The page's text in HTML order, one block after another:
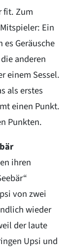
fit. Zum
Ein
Geräusche
anderen
einem Sessel.
als erstes
einen Punkt.
Punkten.
ihren
von zwei
wieder
der laute
Upsi und